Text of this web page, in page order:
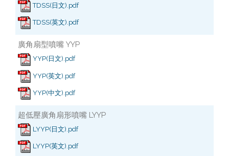
TDSS(日文).pdf
TDSS(英文).pdf
廣角扇型噴嘴 YYP
YYP(日文).pdf
YYP(英文).pdf
YYP(中文).pdf
超低壓廣角扇形噴嘴 LYYP
LYYP(日文).pdf
LYYP(英文).pdf